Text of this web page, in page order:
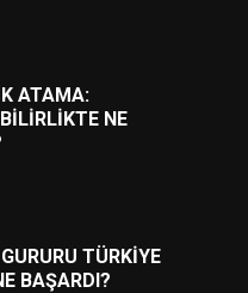
ATAMA:
NE
TÜRKİYE
BAŞARDI?